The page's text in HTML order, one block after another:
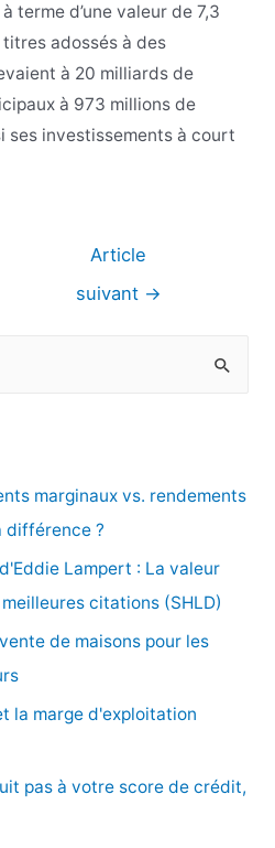
terme d’une valeur de 7,3
adossés à des
à 20 milliards de
à 973 millions de
ses investissements à court
Article
suivant →
marginaux vs. rendements
différence ?
Lampert : La valeur
citations (SHLD)
de maisons pour les
la marge d'exploitation
pas à votre score de crédit,